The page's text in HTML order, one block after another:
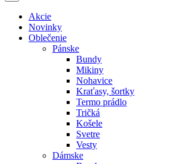
Akcie
Novinky
Oblečenie
Pánske
Bundy
Mikiny
Nohavice
Kraťasy, šortky
Termo prádlo
Tričká
Košele
Svetre
Vesty
Dámske